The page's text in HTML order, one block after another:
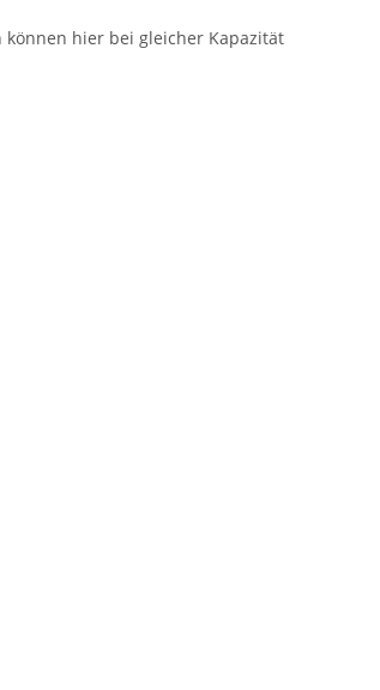
können hier bei gleicher Kapazität